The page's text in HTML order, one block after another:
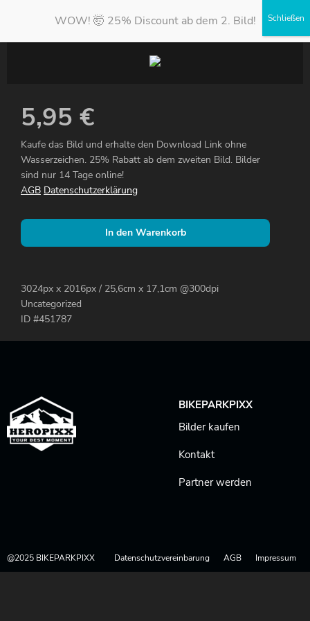
5,95 €
Kaufe das Bild und erhalte den Download Link ohne
Wasserzeichen. 25% Rabatt ab dem zweiten Bild. Bilder
sind nur 14 Tage online!
AGB Datenschutzerklärung
In den Warenkorb
3024px x 2016px / 25,6cm x 17,1cm @300dpi
Uncategorized
ID #451787
BIKEPARKPIXX
Bilder kaufen
Kontakt
Partner werden
@2025 BIKEPARKPIXX Datenschutzvereinbarung AGB Impressum
WOW! 🤯 25% Discount ab dem 2. Bild!